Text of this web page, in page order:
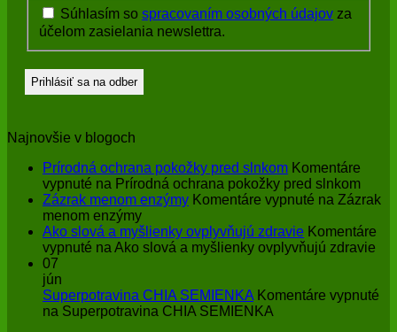
Súhlasím so spracovaním osobných údajov za
účelom zasielania newslettra.
Najnovšie v blogoch
Prírodná ochrana pokožky pred slnkom Komentáre
vypnuté na Prírodná ochrana pokožky pred slnkom
Zázrak menom enzýmy Komentáre vypnuté na Zázrak
menom enzýmy
Ako slová a myšlienky ovplyvňujú zdravie Komentáre
vypnuté na Ako slová a myšlienky ovplyvňujú zdravie
07
jún
Superpotravina CHIA SEMIENKA Komentáre vypnuté
na Superpotravina CHIA SEMIENKA